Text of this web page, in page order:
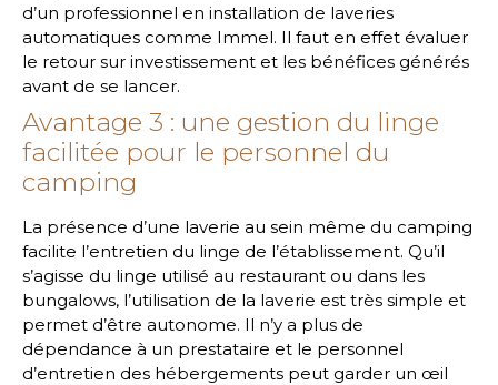
d’un professionnel en installation de laveries
automatiques comme Immel. Il faut en effet évaluer
le retour sur investissement et les bénéfices générés
avant de se lancer.
Avantage 3 : une gestion du linge
facilitée pour le personnel du
camping
La présence d’une laverie au sein même du camping
facilite l’entretien du linge de l’établissement. Qu’il
s’agisse du linge utilisé au restaurant ou dans les
bungalows, l’utilisation de la laverie est très simple et
permet d’être autonome. Il n’y a plus de
dépendance à un prestataire et le personnel
d’entretien des hébergements peut garder un œil